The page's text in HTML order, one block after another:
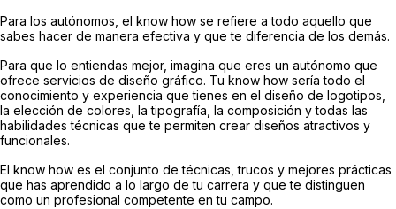
Para los autónomos, el know how se refiere a todo aquello que
sabes hacer de manera efectiva y que te diferencia de los demás.
Para que lo entiendas mejor, imagina que eres un autónomo que
ofrece servicios de diseño gráfico. Tu know how sería todo el
conocimiento y experiencia que tienes en el diseño de logotipos,
la elección de colores, la tipografía, la composición y todas las
habilidades técnicas que te permiten crear diseños atractivos y
funcionales.
El know how es el conjunto de técnicas, trucos y mejores prácticas
que has aprendido a lo largo de tu carrera y que te distinguen
como un profesional competente en tu campo.